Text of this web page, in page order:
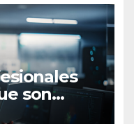
son